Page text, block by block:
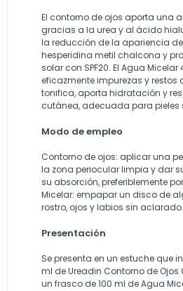
El contorno de ojos aporta una
gracias a la urea y al ácido
la reducción de la apariencia
hesperidina metil chalcona y
solar con SPF20. El Agua Micelar
eficazmente impurezas y restos
tonifica, aporta hidratación y
cutánea, adecuada para pieles
Modo de empleo
Contorno de ojos: aplicar una
la zona periocular limpia y dar
su absorción, preferiblemente
Micelar: empapar un disco de
rostro, ojos y labios sin aclarado.
Presentación
Se presenta en un estuche que
ml de Ureadin Contorno de Ojos
un frasco de 100 ml de Agua